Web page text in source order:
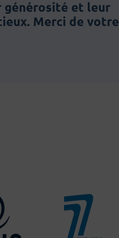
générosité et leur
Merci de votre